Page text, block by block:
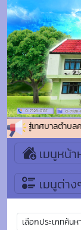
เข้าสู่เทศบาลตำบลค
เมนูหน้
เมนูต่า